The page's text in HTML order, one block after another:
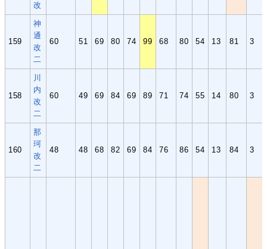
改
159
神
通
改
二
60 51 69 80 74 99 68 80 54 13 81 3
158
川
内
改
二
60 49 69 84 69 89 71 74 55 14 80 3
160
那
珂
改
二
48 48 68 82 69 84 76 86 54 13 84 3